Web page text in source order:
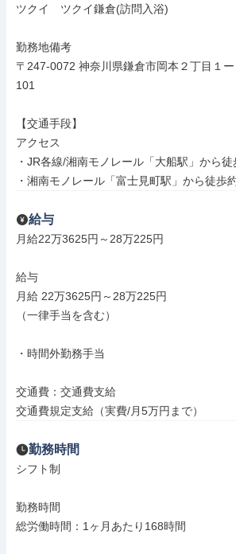
ツクイ　ツクイ鎌倉(訪問入浴)
勤務地備考
〒247-0072 神奈川県鎌倉市岡本２丁目１
101
【交通手段】
アクセス
・JR各線/湘南モノレール「大船駅」から
・湘南モノレール「富士見町駅」から徒歩
給与
月給22万3625円～28万225円
給与
月給 22万3625円～28万225円
（一律手当を含む）
・時間外勤務手当
交通費：交通費支給
交通費規定支給（実費/月5万円まで）
勤務時間
シフト制
勤務時間
総労働時間：1ヶ月あたり168時間